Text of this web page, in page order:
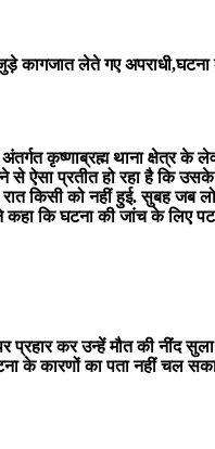
कागजात लेते गए
कृष्णाब्रह्म थाना क्षेत्र के
ऐसा प्रतीत हो रहा है कि उसके
किसी को नहीं हुई. सुबह जब
कि घटना की जांच के लिए
कर उन्हें मौत की नींद
कारणों का पता नहीं चल सका